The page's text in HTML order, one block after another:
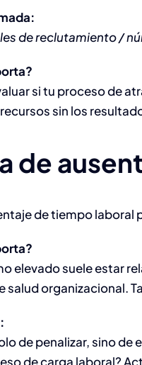
de reclutamiento /
si tu proceso de
sin los
de
de tiempo laboral
elevado suele estar
salud organizacional.
de penalizar, sino de
de carga laboral?